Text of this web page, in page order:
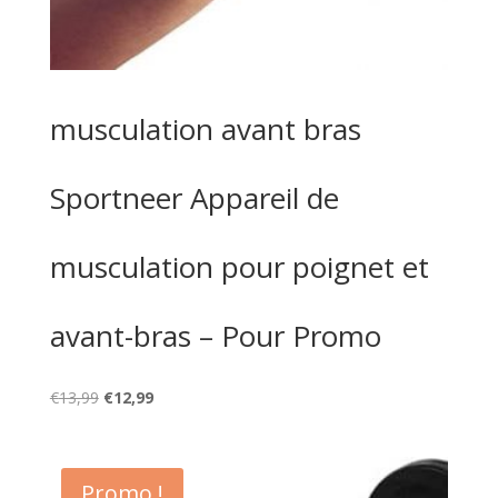
musculation avant bras
Sportneer Appareil de
musculation pour poignet et
avant-bras – Pour Promo
€13,99 Le
était :
€12,99Le
est :